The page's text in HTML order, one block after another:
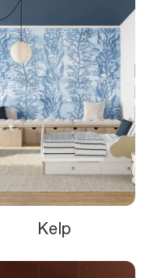
Kelp